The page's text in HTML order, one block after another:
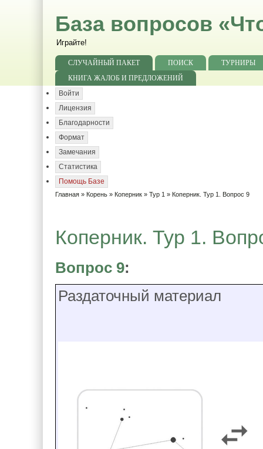
База вопросов
Играйте!
СЛУЧАЙНЫЙ ПАКЕТ ПОИСК
ТУРНИРЫ
КНИГА ЖАЛОБ И ПРЕДЛОЖЕНИЙ
Войти
Лицензия
Благодарности
Формат
Замечания
Статистика
Помощь Базе
Главная » Корень » Коперник » Тур 1 » Коперник. Тур 1. Вопрос 9
Коперник. Тур 1.
Вопрос 9:
Раздаточный материал